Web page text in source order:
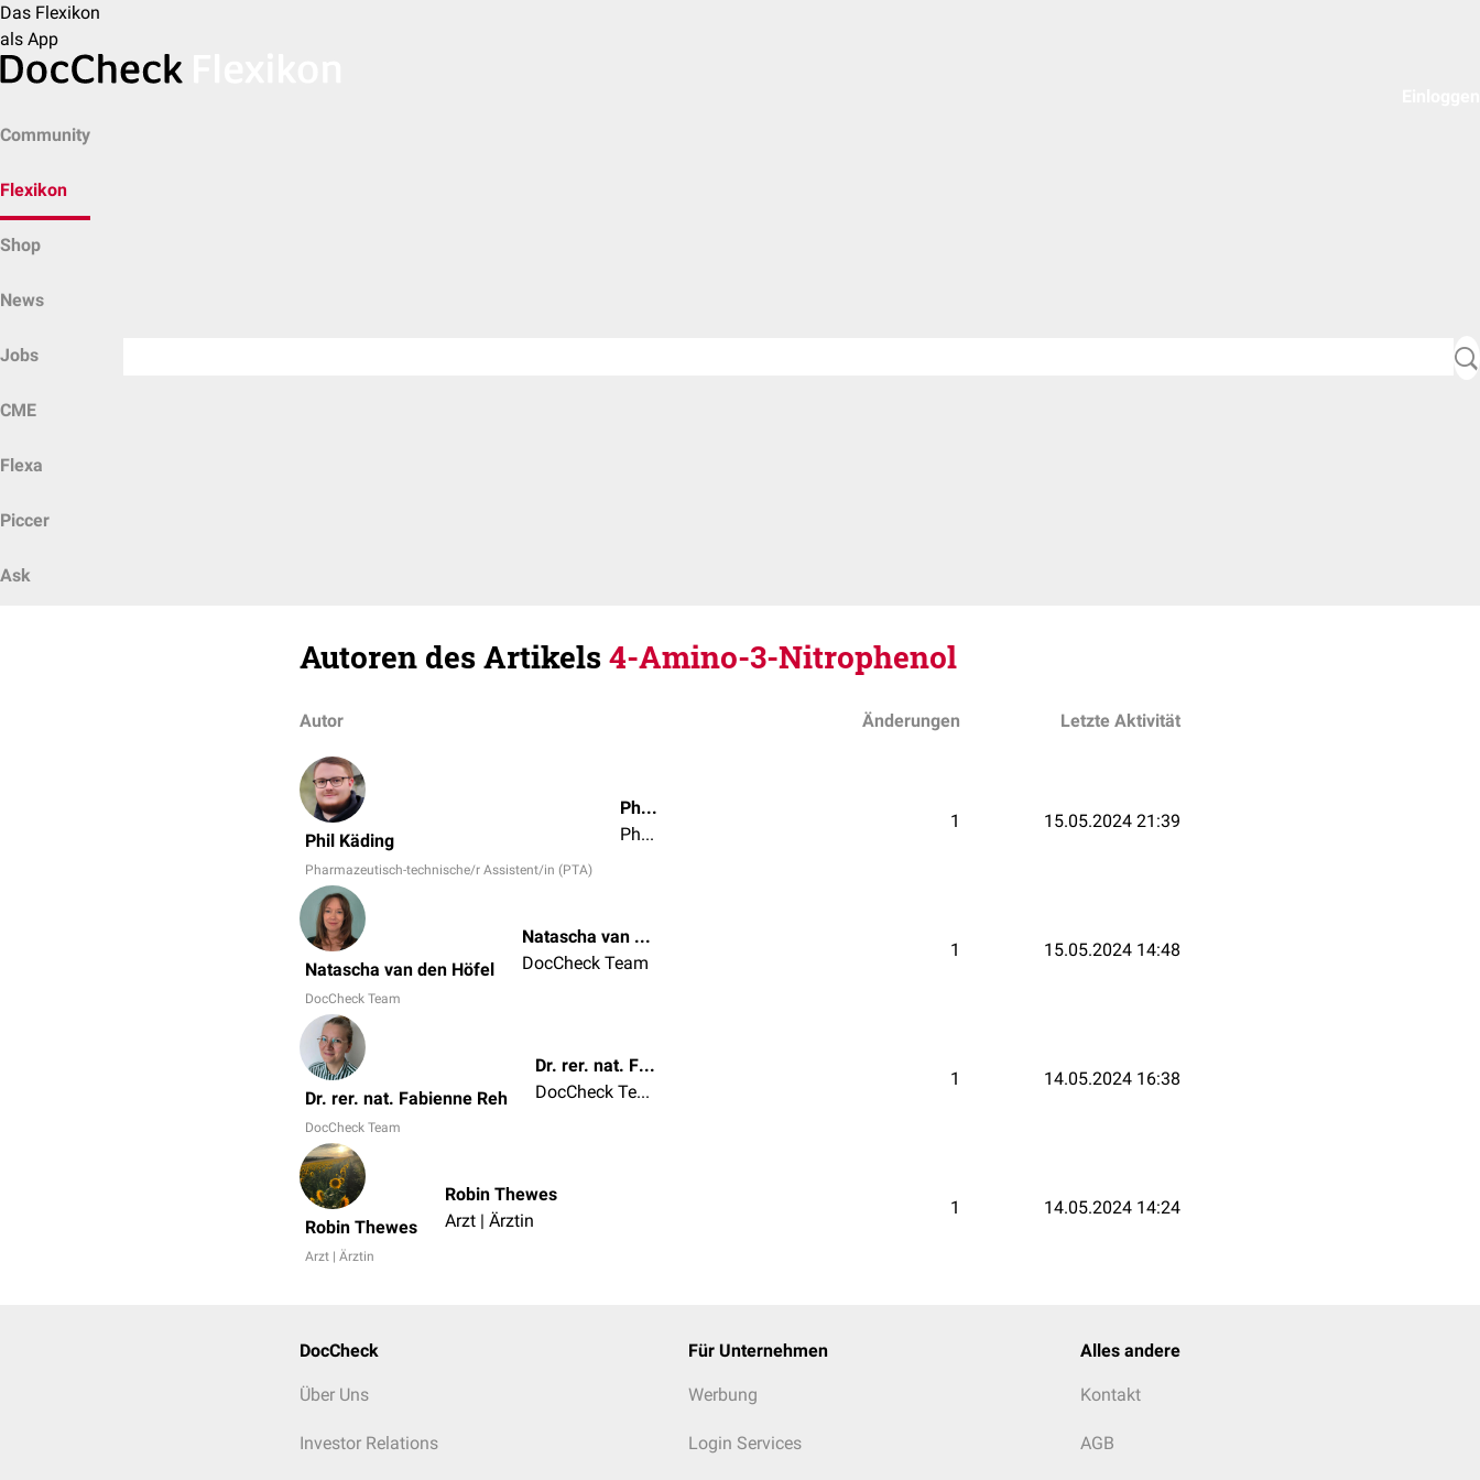
Das Flexikon
als App
Community
Flexikon
Shop
News
Jobs
CME
Flexa
Piccer
Ask
Autoren des Artikels4-Amino-3-Nitrophenol
Autor Änderungen Letzte Aktivität
Phil Käding
Pharmazeutisch-technische/r Assistent/in (PTA)
Phil Käding
Pharmazeutisch-technische/r Assistent/in (PTA)
1 15.05.2024 21:39
Natascha van den Höfel
DocCheck Team
Natascha van den Höfel
DocCheck Team
1 15.05.2024 14:48
Dr. rer. nat. Fabienne Reh
DocCheck Team
Dr. rer. nat. Fabienne Reh
DocCheck Team
1 14.05.2024 16:38
Robin Thewes
Arzt | Ärztin
Robin Thewes
Arzt | Ärztin
1 14.05.2024 14:24
DocCheck
Über Uns
Investor Relations
Für Unternehmen
Werbung
Login Services
Alles andere
Kontakt
AGB